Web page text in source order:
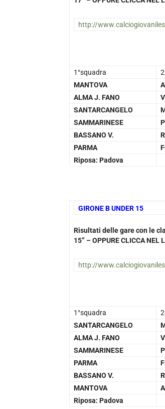
http://
1°squadra
MANTOVA
ALMA J. FANO
SANTARCANGELO
SAMMARINESE
BASSANO V.
PARMA
Riposa: Padova
GIRONE B UNDER 15
Risultati delle gare con le
15” – OPPURE CLICCA NEL
http://
1°squadra
SANTARCANGELO
ALMA J. FANO
SAMMARINESE
PARMA
BASSANO V.
MANTOVA
Riposa: Padova